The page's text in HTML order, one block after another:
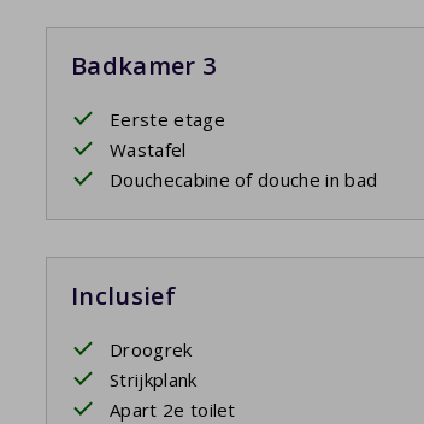
Badkamer 3
Eerste etage
Wastafel
Douchecabine of douche in bad
Inclusief
Droogrek
Strijkplank
Apart 2e toilet